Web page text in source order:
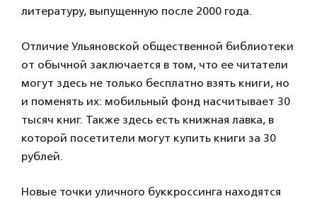
литературу, выпущенную после 2000 года.
Отличие Ульяновской общественной библиотеки
от обычной заключается в том, что ее читатели
могут здесь не только бесплатно взять книги, но
и поменять их: мобильный фонд насчитывает 30
тысяч книг. Также здесь есть книжная лавка, в
которой посетители могут купить книги за 30
рублей.
Новые точки уличного буккроссинга находятся